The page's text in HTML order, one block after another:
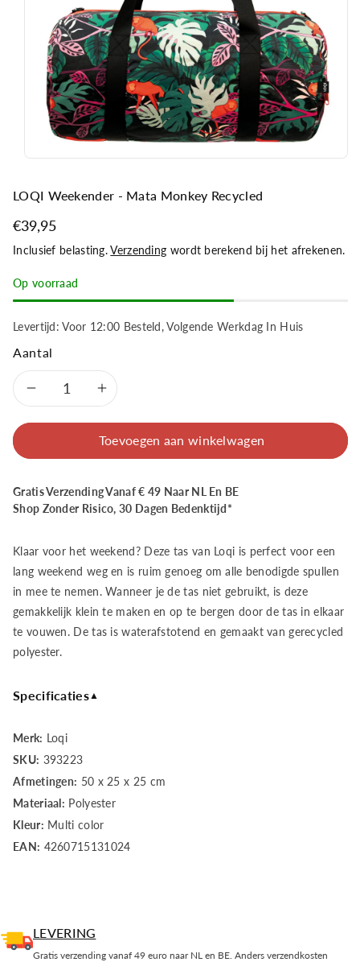
LOQI Weekender - Mata Monkey Recycled
€39,95
Inclusief belasting.Verzending wordt berekend bij het afrekenen.
Op voorraad
Levertijd: Voor 12:00 Besteld, Volgende Werkdag In Huis
Aantal
Aantal
verlagen
LOQI
Weekender
-
Mata
Monkey
Aantal
verhogen
LOQI
Weekender
-
Mata
Toevoegen aan winkelwagen
Gratis Verzending Vanaf € 49 Naar NL En BE
Shop Zonder Risico, 30 Dagen Bedenktijd*
Klaar voor het weekend? Deze tas van Loqi is perfect voor een
lang weekend weg en is ruim genoeg om alle benodigde spullen
in mee te nemen. Wanneer je de tas niet gebruikt, is deze
gemakkelijk klein te maken en op te bergen door de tas in elkaar
te vouwen. De tas is waterafstotend en gemaakt van gerecycled
polyester.
Specificaties▲
Merk: Loqi
SKU: 393223
Afmetingen: 50 x 25 x 25 cm
Materiaal: Polyester
Kleur: Multi color
EAN: 4260715131024
LEVERING
Gratis verzending vanaf 49 euro naar NL en BE. Anders verzendkosten